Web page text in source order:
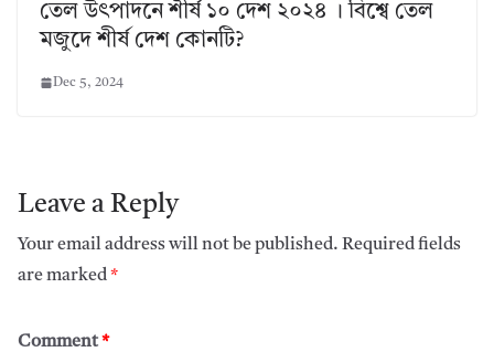
তেল উৎপাদনে শীর্ষ ১০ দেশ ২০২৪ । বিশ্বে তেল
মজুদে শীর্ষ দেশ কোনটি?
Dec 5, 2024
Leave a Reply
Your email address will not be published. Required fields
are marked*
Comment*